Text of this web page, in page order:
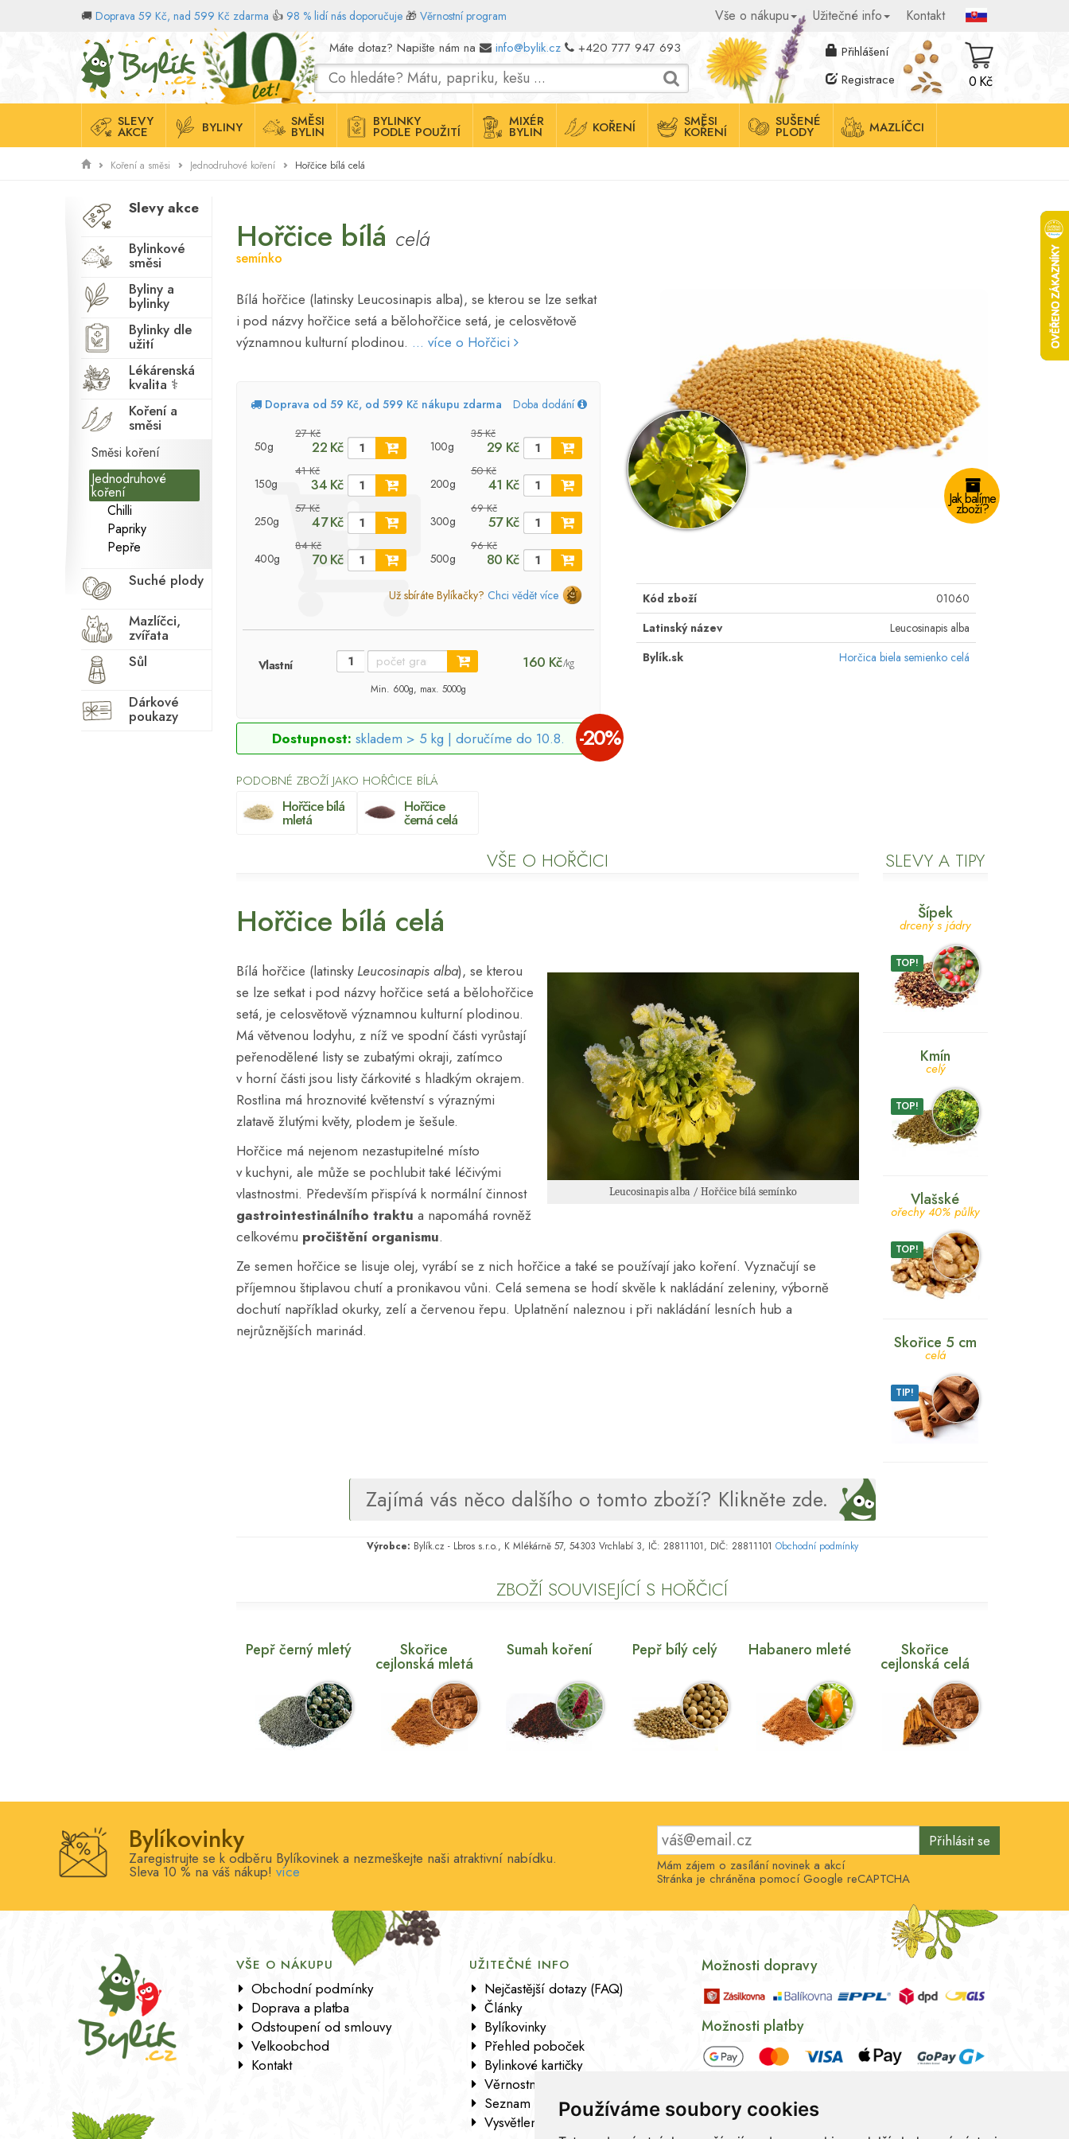
Používáme soubory cookies
🚚 Doprava 59 Kč, nad 599 Kč zdarma 👍 98 % lidí nás doporučuje 🎁 Věrnostní program Vše o nákupu Užitečné info Kontakt
Domů Máte dotaz? Napište nám na info@bylik.cz +420 777 947 693
Přihlášení
Registrace
0 Kč
SLEVY
AKCE BYLINY SMĚSI
BYLIN
BYLINKY
PODLE POUŽITÍ
MIXÉR
BYLIN KOŘENÍ SMĚSI
KOŘENÍ
SUŠENÉ
PLODY MAZLÍČCI
Koření a směsi Jednodruhové koření Hořčice bílá celá
Slevy akce
Bylinkové
směsi
Byliny a
bylinky
Bylinky dle
užití
Lékárenská
kvalita ⚕
Koření a
směsi
Směsi koření
Jednodruhové
koření
Chilli
Papriky
Pepře
Suché plody
Mazlíčci,
zvířata
Sůl
Dárkové
poukazy
Hořčice bílá celá
semínko
Bílá hořčice (latinsky Leucosinapis alba), se kterou se lze setkat
i pod názvy hořčice setá a bělohořčice setá, je celosvětově
významnou kulturní plodinou. ... více o Hořčici
Doprava od 59 Kč, od 599 Kč nákupu zdarma Doba dodání
-20%
50g
27 Kč
22 Kč 100g
35 Kč
29 Kč
150g
41 Kč
34 Kč 200g
50 Kč
41 Kč
250g
57 Kč
47 Kč 300g
69 Kč
57 Kč
400g
84 Kč
70 Kč 500g
96 Kč
80 Kč
Už sbíráte Bylíkačky? Chci vědět více
Vlastní 160 Kč/kg
Min. 600g, max. 5000g
Dostupnost: skladem > 5 kg | doručíme do 10.8.
PODOBNÉ ZBOŽÍ JAKO HOŘČICE BÍLÁ
Hořčice bílá
mletá
Hořčice
černá celá
Jak balíme
zboží?
Kód zboží
01060
Latinský název
Leucosinapis alba
Bylík.sk
Horčica biela semienko celá
VŠE O HOŘČICI
Hořčice bílá celá
Leucosinapis alba / Hořčice bílá semínko
Bílá hořčice (latinsky Leucosinapis alba), se kterou
se lze setkat i pod názvy hořčice setá a bělohořčice
setá, je celosvětově významnou kulturní plodinou.
Má větvenou lodyhu, z níž ve spodní části vyrůstají
peřenodělené listy se zubatými okraji, zatímco
v horní části jsou listy čárkovité s hladkým okrajem.
Rostlina má hroznovité květenství s výraznými
zlatavě žlutými květy, plodem je šešule.
Hořčice má nejenom nezastupitelné místo
v kuchyni, ale může se pochlubit také léčivými
vlastnostmi. Především přispívá k normální činnost
gastrointestinálního traktu a napomáhá rovněž
celkovému pročištění organismu.
Ze semen hořčice se lisuje olej, vyrábí se z nich hořčice a také se používají jako koření. Vyznačují se
příjemnou štiplavou chutí a pronikavou vůni. Celá semena se hodí skvěle k nakládání zeleniny, výborně
dochutí například okurky, zelí a červenou řepu. Uplatnění naleznou i při nakládání lesních hub a
nejrůznějších marinád.
SLEVY A TIPY
Šípek
drcený s jádry
TOP!
Kmín
celý
TOP!
Vlašské
ořechy 40% půlky
TOP!
Skořice 5 cm
celá
TIP!
Zajímá vás něco dalšího o tomto zboží? Klikněte zde.
Výrobce: Bylík.cz - Lbros s.r.o., K Mlékárně 57, 54303 Vrchlabí 3, IČ: 28811101, DIČ: 28811101 Obchodní podmínky
ZBOŽÍ SOUVISEJÍCÍ S HOŘČICÍ
Pepř černý mletý Skořice
cejlonská mletá
Sumah koření Pepř bílý celý Habanero mleté Skořice
cejlonská celá
Bylíkovinky
Zaregistrujte se k odběru Bylíkovinek a nezmeškejte naši atraktivní nabídku.
Sleva 10 % na váš nákup! více
Přihlásit se
Mám zájem o zasílání novinek a akcí
Stránka je chráněna pomocí Google reCAPTCHA
VŠE O NÁKUPU
Obchodní podmínky
Doprava a platba
Odstoupení od smlouvy
Velkoobchod
Kontakt
UŽITEČNÉ INFO
Nejčastější dotazy (FAQ)
Články
Bylíkovinky
Přehled poboček
Bylinkové kartičky
Věrnostní program
Seznam sortimentu
Vysvětlení analytických údajů
Možnosti dopravy
Možnosti platby